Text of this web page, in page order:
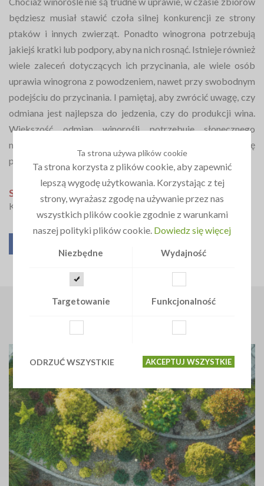
będziesz musiał stawić czoła silnej konkurencji ze strony
ptaków i innych zwierząt. Ponadto winogrona potrzebują
jakiejś kratki lub podpory, aby na nich rosnąć. Istnieje również
wiele zaleceń dotyczących ich przycinania, ale wiele osób
uprawia winogrona z powodzeniem, nawet przy swobodnym
podejściu do przycinania. I pamiętaj, aby zwrócić uwagę, czy
odmiana jest najlepsza do jedzenia, czy do produkcji wina.
Większość odmian winorośli potrzebuje słonecznego
miejsca z żyzną glebą, która ma dobry drenaż i cyrkulację
powietrza, aby zapobiec chorobom.
Spodobał Ci się ten artykuł?
Kliknij w jeden z przycisków
Jak zaprojektować piękny ogród?
Ta strona używa plików cookie
Ta strona korzysta z plików cookie, aby zapewnić
lepszą wygodę użytkowania. Korzystając z tej
strony, wyrażasz zgodę na używanie przez nas
wszystkich plików cookie zgodnie z warunkami
naszej polityki plików cookie. Dowiedz się więcej
Niezbędne Wydajność
Targetowanie Funkcjonalność
ODRZUĆ WSZYSTKIE AKCEPTUJ WSZYSTKIE